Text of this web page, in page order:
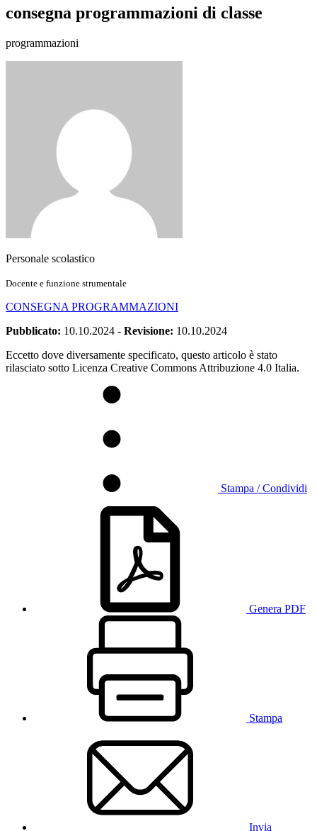
consegna programmazioni di classe
programmazioni
Personale scolastico
Docente e funzione strumentale
CONSEGNA PROGRAMMAZIONI
Pubblicato: 10.10.2024 - Revisione: 10.10.2024
Eccetto dove diversamente specificato, questo articolo è stato
rilasciato sotto Licenza Creative Commons Attribuzione 4.0 Italia.
Stampa / Condividi
Genera PDF
Stampa
Invia